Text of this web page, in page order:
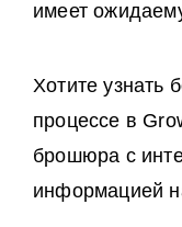
имеет
Хотите узнать
процессе в
брошюра с
информацией